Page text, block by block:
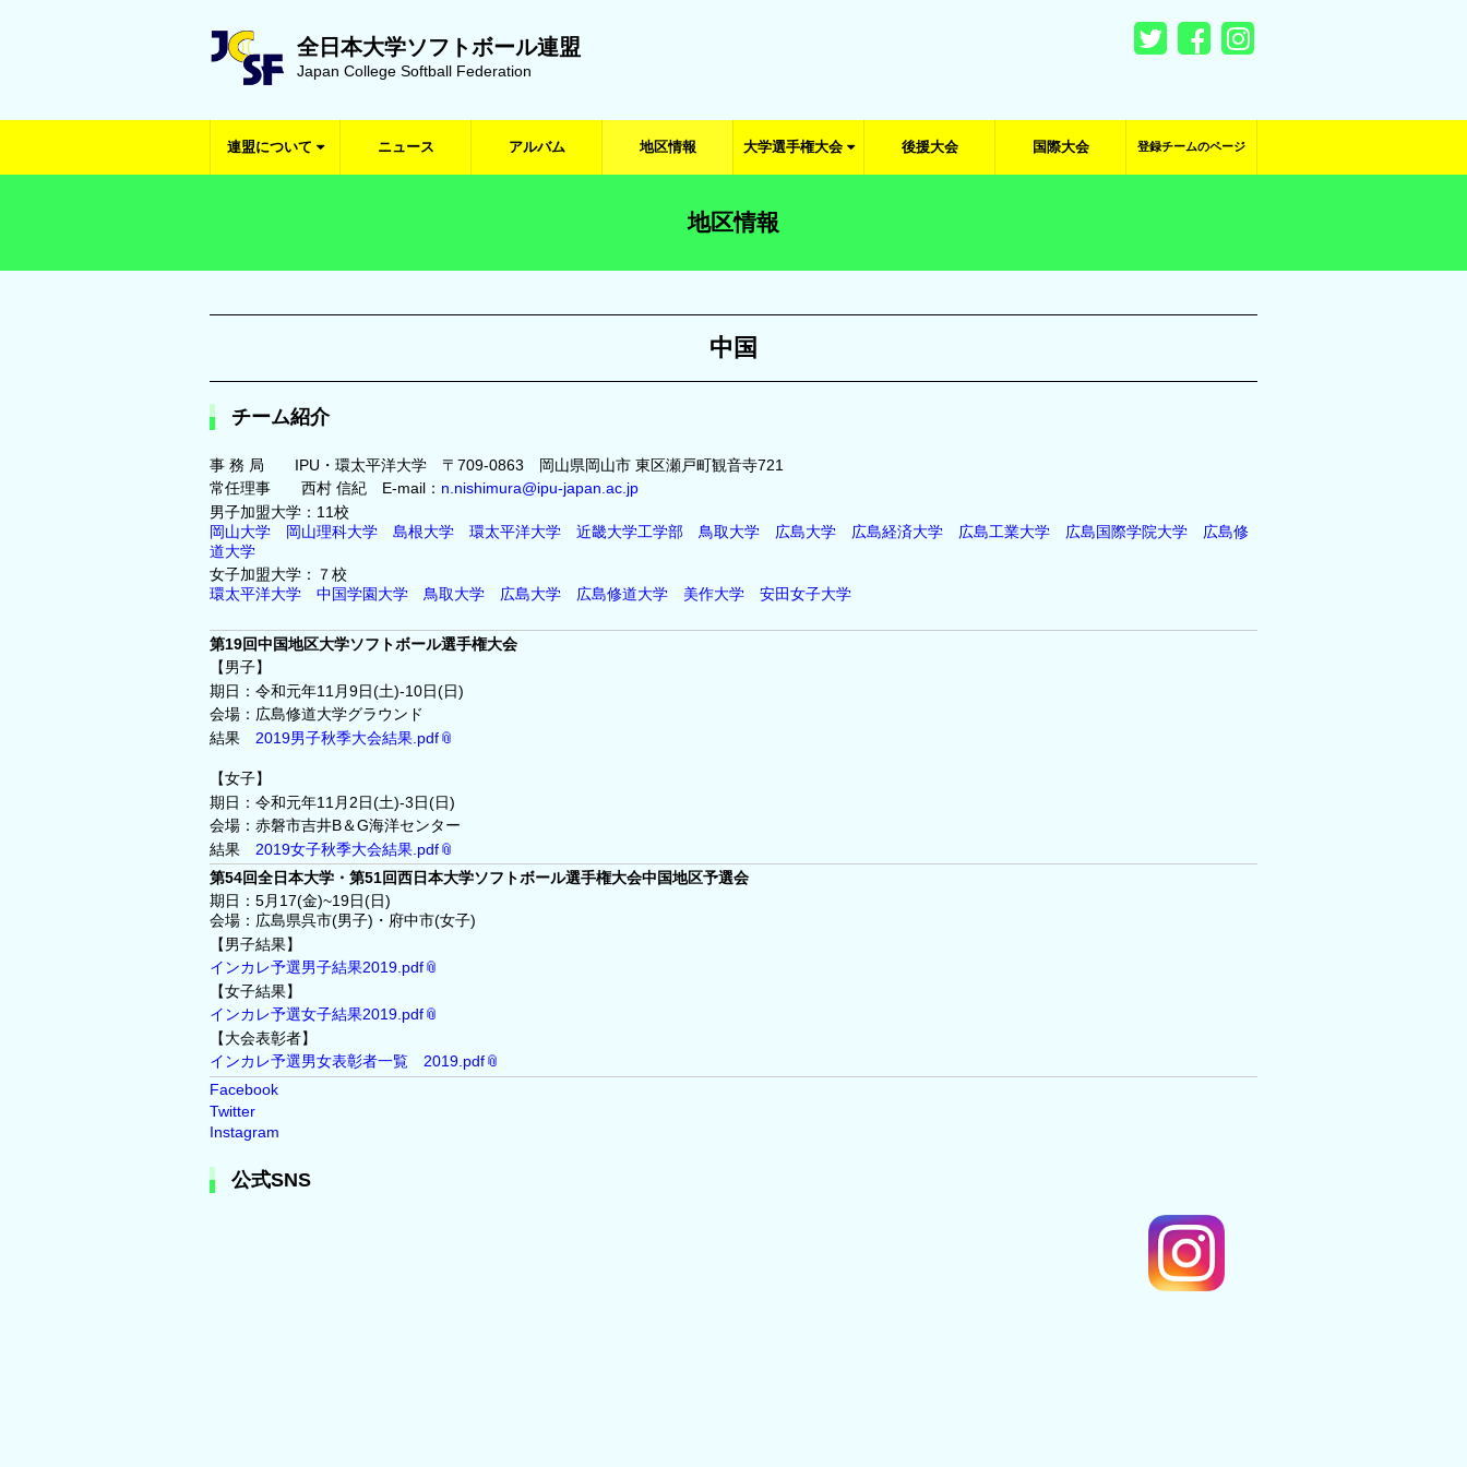
全日本大学ソフトボール連盟
Japan College Softball Federation
連盟について ニュース アルバム 地区情報 大学選手権大会 後援大会 国際大会 登録チームのページ
地区情報
中国
チーム紹介
事 務 局 IPU・環太平洋大学 〒709-0863 岡山県岡山市 東区瀬戸町観音寺721
常任理事 西村 信紀 E-mail： n.nishimura@ipu-japan.ac.jp
男子加盟大学：11校
岡山大学
岡山理科大学 島根大学 環太平洋大学 近畿大学工学部 鳥取大学 広島大学 広島経済大学 広島工業大学 広島国際学院大学
広島修
道大学
女子加盟大学：７校
環太平洋大学
中国学園大学 鳥取大学 広島大学 広島修道大学 美作大学 安田女子大学
第19回中国地区大学ソフトボール選手権大会
【男子】
期日：令和元年11月9日(土)‐10日(日)
会場：広島修道大学グラウンド
結果 2019男子秋季大会結果.pdf
【女子】
期日：令和元年11月2日(土)‐3日(日)
会場：赤磐市吉井B＆G海洋センター
結果 2019女子秋季大会結果.pdf
第54回全日本大学・第51回西日本大学ソフトボール選手権大会中国地区予選会
期日：5月17(金)~19日(日)
会場：広島県呉市(男子)・府中市(女子)
【男子結果】
インカレ予選男子結果2019.pdf
【女子結果】
インカレ予選女子結果2019.pdf
【大会表彰者】
インカレ予選男女表彰者一覧 2019.pdf
Facebook
Twitter
Instagram
公式SNS